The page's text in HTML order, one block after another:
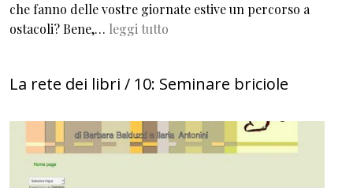
che fanno delle vostre giornate estive un percorso a
ostacoli? Bene,… leggi tutto
La rete dei libri / 10: Seminare briciole